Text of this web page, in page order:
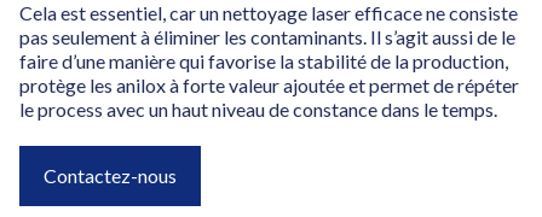
Cela est essentiel, car un nettoyage laser efficace ne consiste
pas seulement à éliminer les contaminants. Il s’agit aussi de le
faire d’une manière qui favorise la stabilité de la production,
protège les anilox à forte valeur ajoutée et permet de répéter
le process avec un haut niveau de constance dans le temps.
Contactez-nous